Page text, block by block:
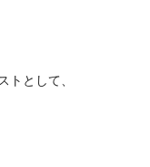
トとして、